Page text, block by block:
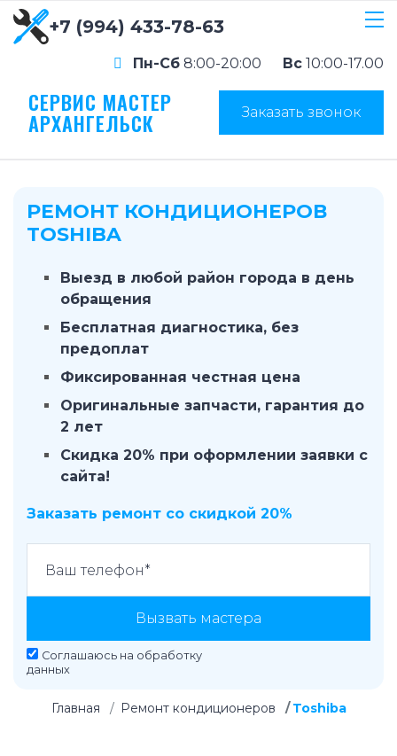
+7 (994) 433-78-63
Пн-Сб 8:00-20:00 Вс 10:00-17.00
СЕРВИС МАСТЕР
АРХАНГЕЛЬСК Заказать звонок
РЕМОНТ КОНДИЦИОНЕРОВ
TOSHIBA
Выезд в любой район города в день
обращения
Бесплатная диагностика, без
предоплат
Фиксированная честная цена
Оригинальные запчасти, гарантия до
2 лет
Скидка 20% при оформлении заявки с
сайта!
Заказать ремонт со скидкой 20%
Вызвать мастера
Соглашаюсь на обработку
данных
Главная Ремонт кондиционеров Toshiba